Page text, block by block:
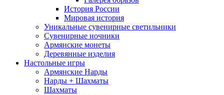
История России
Мировая история
Уникальные сувенирные светильники
Сувенирные ночники
Армянские монеты
Деревянные изделия
Настольные игры
Армянские Нарды
Нарды + Шахматы
Шахматы